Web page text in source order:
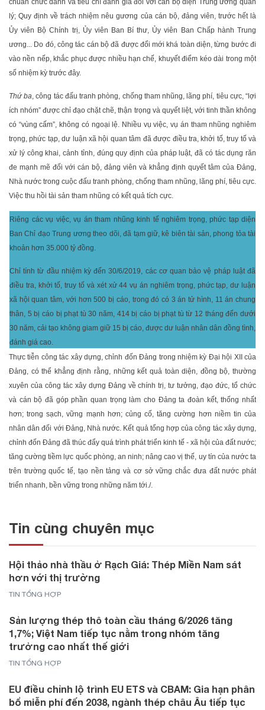
chuẩn chức danh và tiêu chí đánh giá đối với cán bộ diện Trung ương quản
lý; Quy định về trách nhiệm nêu gương của cán bộ, đảng viên, trước hết là
Ủy viên Bộ Chính trị, Ủy viên Ban Bí thư, Ủy viên Ban Chấp hành Trung
ương... Do đó, công tác cán bộ đã được đổi mới khá toàn diện, từng bước đi
vào nền nếp, khắc phục được nhiều hạn chế, khuyết điểm kéo dài trong một
số nhiệm kỳ trước đây.
Thứ ba, công tác đấu tranh phòng, chống tham nhũng, lãng phí, tiêu cực, “lợi
ích nhóm” được chỉ đạo chặt chẽ, thận trọng và quyết liệt, với tinh thần không
có “vùng cấm”, không có ngoại lệ. Nhiều vụ việc, vụ án tham nhũng nghiêm
trọng, phức tạp, dư luận xã hội quan tâm đã được điều tra, khởi tố, truy tố và
xử lý công khai, cảnh tỉnh, đúng quy định của pháp luật, đã có tác dụng răn
đe mạnh mẽ đối với cán bộ, đảng viên và khẳng định quyết tâm của Đảng,
Nhà nước trong cuộc đấu tranh phòng, chống tham nhũng, lãng phí, tiêu cực.
Việc thu hồi tài sản tham nhũng có kết quả tích cực.
Riêng các vụ việc, vụ án tham nhũng kinh tế nghiêm trọng, phức tạp diện
Ban Chỉ đạo Trung ương theo dõi, đã tạm giữ, kê biên tài sản, phong tỏa tài
khoản hơn 35.000 tỷ đồng.
Chỉ tính từ đầu nhiệm kỳ đến 30/6/2019, các cơ quan bảo vệ pháp luật đã
điều tra, khởi tố, truy tố và xét xử 44 vụ án nghiêm trọng, phức tạp, dư luận
xã hội quan tâm, với hơn 500 bị cáo, trong đó có 3 án tử hình, 11 án chung
thân, 5 bị cáo bị phạt tù 30 năm, 414 bị cáo bị phạt tù từ 12 tháng đến dưới
30 năm, cải tạo không giam giữ 15 bị cáo, được dư luận nhân dân đồng tình,
đánh giá cao.
Thực tiễn công tác xây dựng, chỉnh đốn Đảng trong nhiệm kỳ Đại hội XII của
Đảng, có thể khẳng định rằng, những kết quả toàn diện, đồng bộ, thường
xuyên của công tác xây dựng Đảng về chính trị, tư tưởng, đạo đức, tổ chức
và cán bộ đã góp phần quan trọng làm cho Đảng ta đoàn kết, thống nhất
hơn; trong sạch, vững mạnh hơn; củng cố, tăng cường hơn niềm tin của
nhân dân đối với Đảng, Nhà nước. Kết quả tổng hợp của công tác xây dựng,
chỉnh đốn Đảng đã thúc đẩy quá trình phát triển kinh tế - xã hội của đất nước;
tăng cường tiềm lực quốc phòng, an ninh; nâng cao vị thế, uy tín của nước ta
trên trường quốc tế, tạo nền tảng và cơ sở vững chắc đưa đất nước phát
triển nhanh, bền vững trong những năm tới./.
Tin cùng chuyên mục
Hội thảo nhà thầu ở Rạch Giá: Thép Miền Nam sát
hơn với thị trường
TIN TỔNG HỢP
Sản lượng thép thô toàn cầu tháng 6/2026 tăng
1,7%; Việt Nam tiếp tục nằm trong nhóm tăng
trưởng cao nhất thế giới
TIN TỔNG HỢP
EU điều chỉnh lộ trình EU ETS và CBAM: Gia hạn phân
bổ miễn phí đến 2038, ngành thép châu Âu tiếp tục